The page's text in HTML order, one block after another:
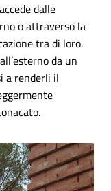
dalle
o attraverso la
tra di loro.
da un
a renderli il